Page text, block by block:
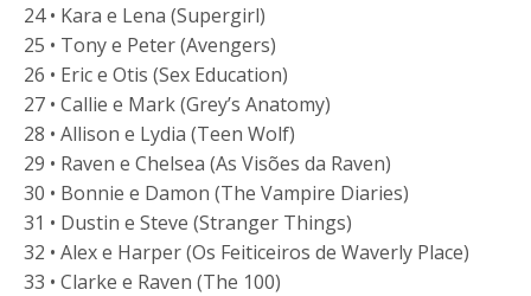
24 • Kara e Lena (Supergirl)
25 • Tony e Peter (Avengers)
26 • Eric e Otis (Sex Education)
27 • Callie e Mark (Grey’s Anatomy)
28 • Allison e Lydia (Teen Wolf)
29 • Raven e Chelsea (As Visões da Raven)
30 • Bonnie e Damon (The Vampire Diaries)
31 • Dustin e Steve (Stranger Things)
32 • Alex e Harper (Os Feiticeiros de Waverly Place)
33 • Clarke e Raven (The 100)